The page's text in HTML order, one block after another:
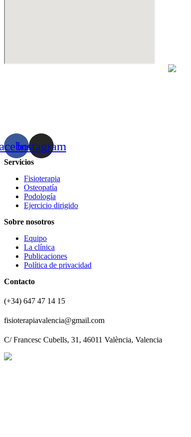
Instagram
Servicios
Fisioterapia
Osteopatía
Podología
Ejercicio dirigido
Sobre nosotros
Equipo
La clínica
Publicaciones
Política de privacidad
Contacto
(+34) 647 47 14 15
fisioterapiavalencia@gmail.com
C/ Francesc Cubells, 31, 46011 València, Valencia